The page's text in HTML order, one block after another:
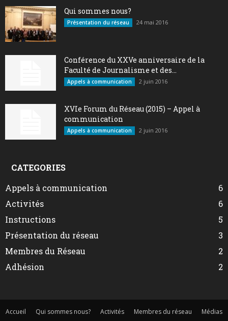
Qui sommes nous?
Présentation du réseau 24 mai 2016
Conférence du XXVe anniversaire de la
Faculté de Journalisme et des...
Appels à communication 2 juin 2016
XVIe Forum du Réseau (2015) – Appel à
communication
Appels à communication 2 juin 2016
CATEGORIES
Appels à communication
6
Activités
6
Instructions
5
Présentation du réseau
3
Membres du Réseau
2
Adhésion
2
Accueil Qui sommes nous? Activités Membres du réseau Médias